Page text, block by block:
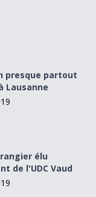
presque partout
Lausanne
Vaud
élu
de l'UDC Vaud